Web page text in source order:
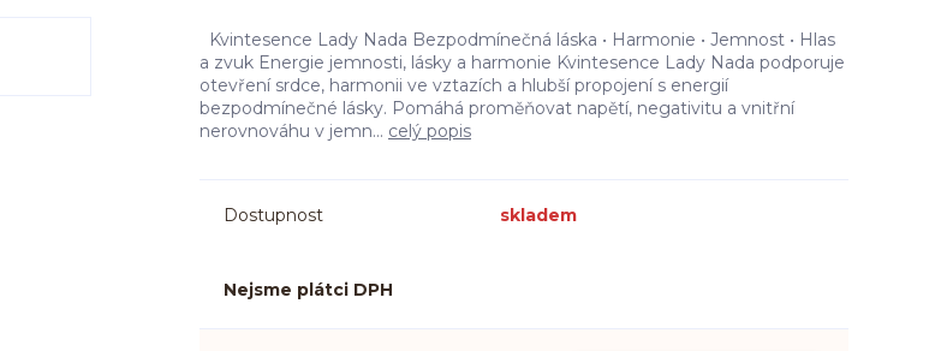
Kvintesence Lady Nada Bezpodmínečná láska • Harmonie • Jemnost • Hlas
a zvuk Energie jemnosti, lásky a harmonie Kvintesence Lady Nada podporuje
otevření srdce, harmonii ve vztazích a hlubší propojení s energií
bezpodmínečné lásky. Pomáhá proměňovat napětí, negativitu a vnitřní
nerovnováhu v jemn... celý popis
Dostupnost skladem
Nejsme plátci DPH